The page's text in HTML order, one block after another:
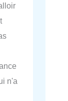
n'a